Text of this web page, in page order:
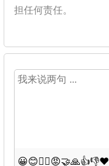
担任何责任。
😀😊😵‍💫😡🤝🙏👍👎❤️